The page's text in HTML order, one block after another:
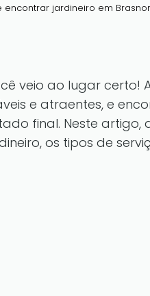
encontrar jardineiro em
veio ao lugar certo!
e atraentes, e
final. Neste artigo,
os tipos de